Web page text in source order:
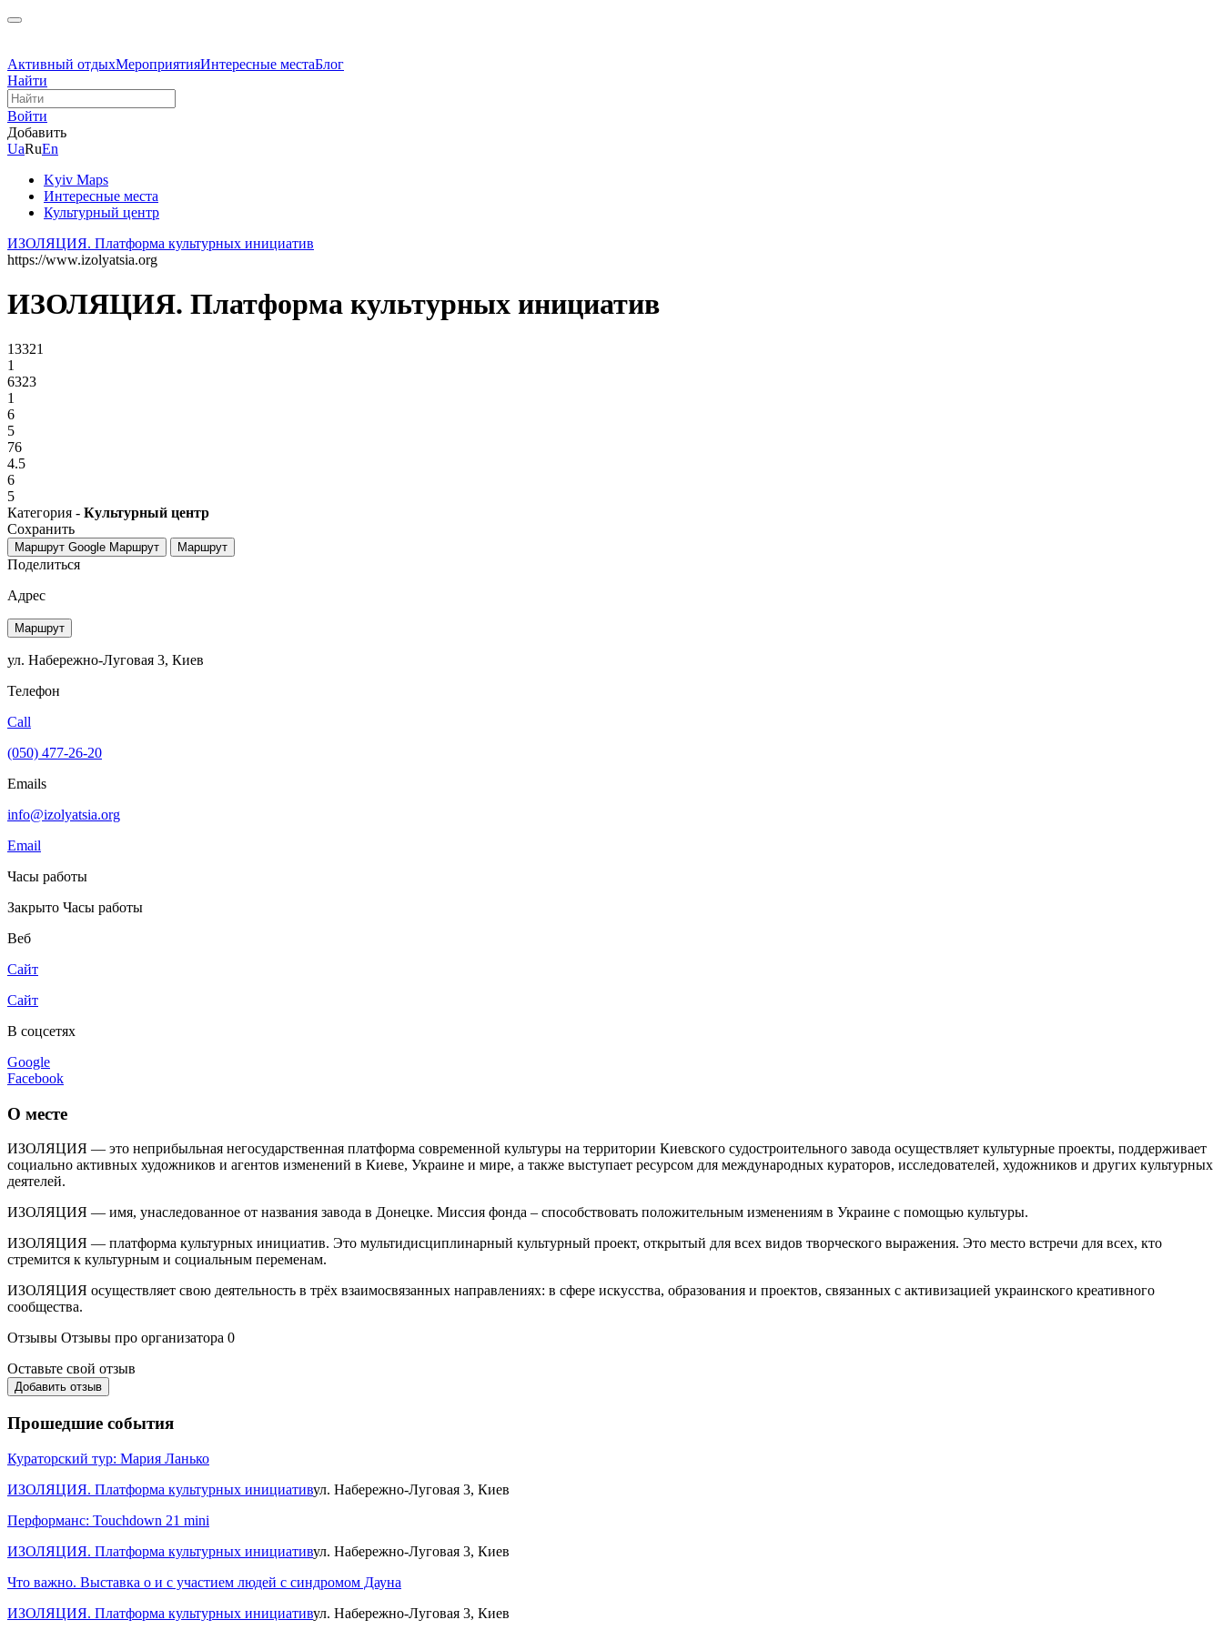
Активный отдыхМероприятияИнтересные местаБлог
Найти
Войти
Добавить
UaRuEn
Kyiv Maps
Интересные места
Культурный центр
ИЗОЛЯЦИЯ. Платформа культурных инициатив
https://www.izolyatsia.org
ИЗОЛЯЦИЯ. Платформа культурных инициатив
13321
1
6323
1
6
5
76
4.5
6
5
Категория - Культурный центр
Сохранить
Маршрут Google Маршрут Маршрут
Поделиться
Адрес
Маршрут
ул. Набережно-Луговая 3, Киев
Телефон
Call
(050) 477-26-20
Emails
info@izolyatsia.org
Email
Часы работы
Закрыто Часы работы
Веб
Сайт
Сайт
В соцсетях
Google
Facebook
О месте
ИЗОЛЯЦИЯ — это неприбыльная негосударственная платформа современной культуры на территории Киевского судостроительного завода осуществляет культурные проекты, поддерживает
социально активных художников и агентов изменений в Киеве, Украине и мире, а также выступает ресурсом для международных кураторов, исследователей, художников и других культурных
деятелей.
ИЗОЛЯЦИЯ — имя, унаследованное от названия завода в Донецке. Миссия фонда – способствовать положительным изменениям в Украине с помощью культуры.
ИЗОЛЯЦИЯ — платформа культурных инициатив. Это мультидисциплинарный культурный проект, открытый для всех видов творческого выражения. Это место встречи для всех, кто
стремится к культурным и социальным переменам.
ИЗОЛЯЦИЯ осуществляет свою деятельность в трёх взаимосвязанных направлениях: в сфере искусства, образования и проектов, связанных с активизацией украинского креативного
сообщества.
Отзывы Отзывы про организатора 0
Оставьте свой отзыв
Добавить отзыв
Прошедшие события
Кураторский тур: Мария Ланько
ИЗОЛЯЦИЯ. Платформа культурных инициативул. Набережно-Луговая 3, Киев
Перформанс: Touchdown 21 mini
ИЗОЛЯЦИЯ. Платформа культурных инициативул. Набережно-Луговая 3, Киев
Что важно. Выставка о и с участием людей с синдромом Дауна
ИЗОЛЯЦИЯ. Платформа культурных инициативул. Набережно-Луговая 3, Киев